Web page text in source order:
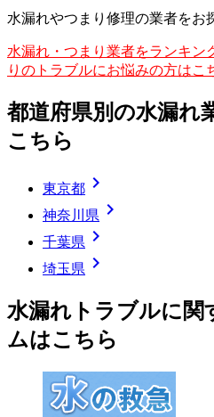
水漏れやつまり修理の業者をお
水漏れ・つまり業者をランキン
りのトラブルにお悩みの方はこ
都道府県別の水漏れ
こちら
東京都 chevron_right
神奈川県 chevron_right
千葉県 chevron_right
埼玉県 chevron_right
水漏れトラブルに関
ムはこちら